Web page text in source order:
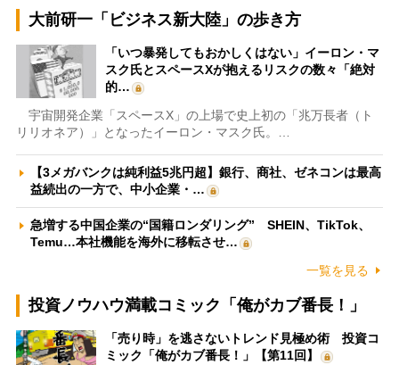
大前研一「ビジネス新大陸」の歩き方
「いつ暴発してもおかしくはない」イーロン・マ
スク氏とスペースXが抱えるリスクの数々「絶対
的…
宇宙開発企業「スペースX」の上場で史上初の「兆万長者（ト
リリオネア）」となったイーロン・マスク氏。…
【3メガバンクは純利益5兆円超】銀行、商社、ゼネコンは最高
益続出の一方で、中小企業・…
急増する中国企業の“国籍ロンダリング” SHEIN、TikTok、
Temu…本社機能を海外に移転させ…
一覧を見る
投資ノウハウ満載コミック「俺がカブ番長！」
「売り時」を逃さないトレンド見極め術 投資コ
ミック「俺がカブ番長！」【第11回】